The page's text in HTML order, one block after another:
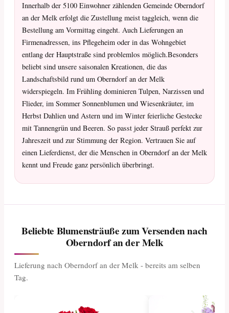
Innerhalb der 5100 Einwohner zählenden Gemeinde Oberndorf
an der Melk erfolgt die Zustellung meist taggleich, wenn die
Bestellung am Vormittag eingeht. Auch Lieferungen an
Firmenadressen, ins Pflegeheim oder in das Wohngebiet
entlang der Hauptstraße sind problemlos möglich.Besonders
beliebt sind unsere saisonalen Kreationen, die das
Landschaftsbild rund um Oberndorf an der Melk
widerspiegeln. Im Frühling dominieren Tulpen, Narzissen und
Flieder, im Sommer Sonnenblumen und Wiesenkräuter, im
Herbst Dahlien und Astern und im Winter feierliche Gestecke
mit Tannengrün und Beeren. So passt jeder Strauß perfekt zur
Jahreszeit und zur Stimmung der Region. Vertrauen Sie auf
einen Lieferdienst, der die Menschen in Oberndorf an der Melk
kennt und Freude ganz persönlich überbringt.
Beliebte Blumensträuße zum Versenden nach
Oberndorf an der Melk
Lieferung nach Oberndorf an der Melk - bereits am selben
Tag.